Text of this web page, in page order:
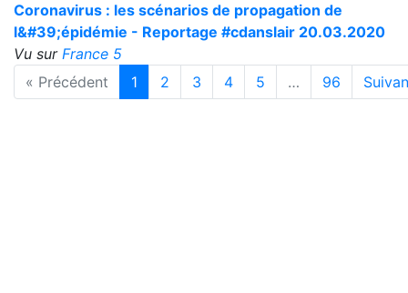
Coronavirus : les scénarios de propagation de
l&#39;épidémie - Reportage #cdanslair 20.03.2020
Vu sur France 5
« Précédent
1 2 3 4 5 … 96